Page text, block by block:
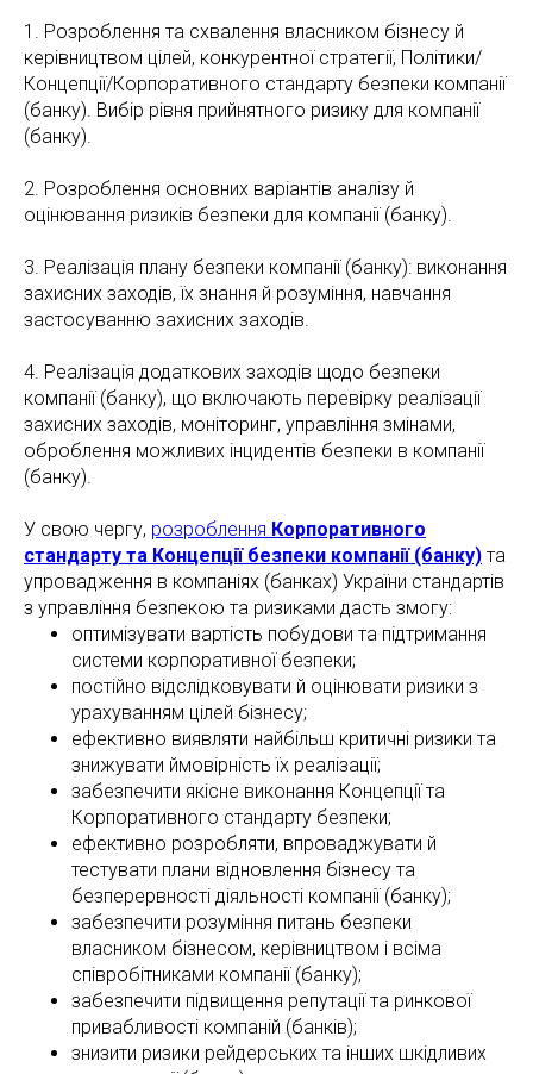
1. Розроблення та схвалення власником бізнесу й
керівництвом цілей, конкурентної стратегії, Політики/
Концепції/Корпоративного стандарту безпеки компанії
(банку). Вибір рівня прийнятного ризику для компанії
(банку).
2. Розроблення основних варіантів аналізу й
оцінювання ризиків безпеки для компанії (банку).
3. Реалізація плану безпеки компанії (банку): виконання
захисних заходів, їх знання й розуміння, навчання
застосуванню захисних заходів.
4. Реалізація додаткових заходів щодо безпеки
компанії (банку), що включають перевірку реалізації
захисних заходів, моніторинг, управління змінами,
оброблення можливих інцидентів безпеки в компанії
(банку).
У свою чергу, розроблення Корпоративного
стандарту та Концепції безпеки компанії (банку) та
упровадження в компаніях (банках) України стандартів
з управління безпекою та ризиками дасть змогу:
оптимізувати вартість побудови та підтримання
системи корпоративної безпеки;
постійно відслідковувати й оцінювати ризики з
урахуванням цілей бізнесу;
ефективно виявляти найбільш критичні ризики та
знижувати ймовірність їх реалізації;
забезпечити якісне виконання Концепції та
Корпоративного стандарту безпеки;
ефективно розробляти, впроваджувати й
тестувати плани відновлення бізнесу та
безперервності діяльності компанії (банку);
забезпечити розуміння питань безпеки
власником бізнесом, керівництвом і всіма
співробітниками компанії (банку);
забезпечити підвищення репутації та ринкової
привабливості компаній (банків);
знизити ризики рейдерських та інших шкідливих